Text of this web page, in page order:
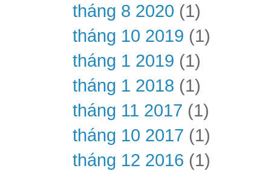
tháng 8 2020 (1)
tháng 10 2019 (1)
tháng 1 2019 (1)
tháng 1 2018 (1)
tháng 11 2017 (1)
tháng 10 2017 (1)
tháng 12 2016 (1)